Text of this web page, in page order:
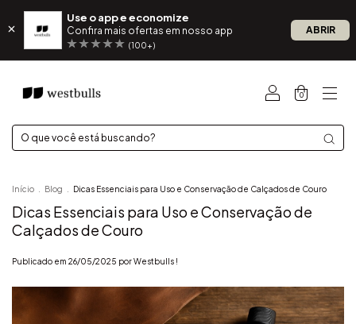
Use o app e economize
Confira mais ofertas em nosso app
(100+)
ABRIR
0
Início . Blog . Dicas Essenciais para Uso e Conservação de Calçados de Couro
Dicas Essenciais para Uso e Conservação de
Calçados de Couro
Publicado em 26/05/2025 por Westbulls !